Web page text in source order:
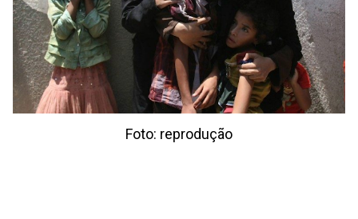
Foto: reprodução